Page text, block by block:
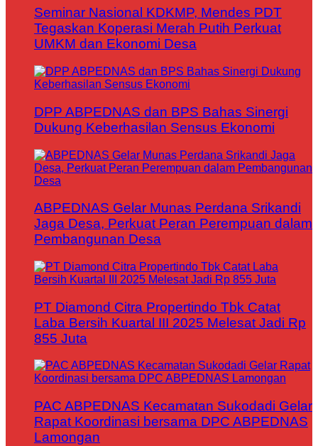
Seminar Nasional KDKMP, Mendes PDT
Tegaskan Koperasi Merah Putih Perkuat
UMKM dan Ekonomi Desa
DPP ABPEDNAS dan BPS Bahas Sinergi
Dukung Keberhasilan Sensus Ekonomi
ABPEDNAS Gelar Munas Perdana Srikandi
Jaga Desa, Perkuat Peran Perempuan dalam
Pembangunan Desa
PT Diamond Citra Propertindo Tbk Catat
Laba Bersih Kuartal III 2025 Melesat Jadi Rp
855 Juta
PAC ABPEDNAS Kecamatan Sukodadi Gelar
Rapat Koordinasi bersama DPC ABPEDNAS
Lamongan